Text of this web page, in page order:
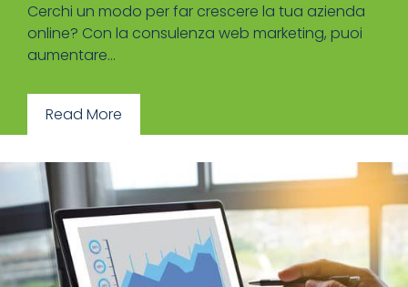
Cerchi un modo per far crescere la tua azienda
online? Con la consulenza web marketing, puoi
aumentare...
Read More